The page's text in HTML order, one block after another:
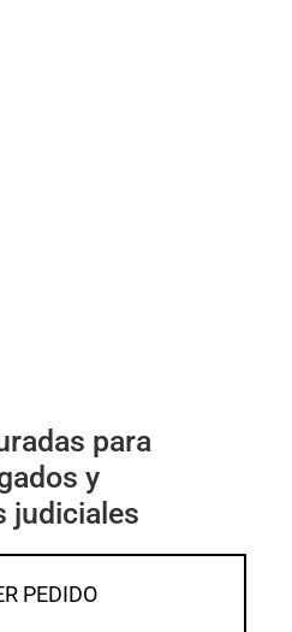
para
y
judiciales
PEDIDO